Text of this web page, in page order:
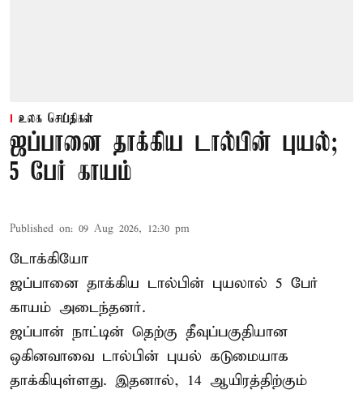
உலக செய்திகள்
ஜப்பானை தாக்கிய டால்பின் புயல்;
5 பேர் காயம்
Published on: 09 Aug 2026, 12:30 pm
டோக்கியோ
ஜப்பானை தாக்கிய டால்பின் புயலால் 5 பேர்
காயம் அடைந்தனர்.
ஜப்பான் நாட்டின் தெற்கு தீவுப்பகுதியான
ஒகினவாவை டால்பின் புயல் கடுமையாக
தாக்கியுள்ளது. இதனால், 14 ஆயிரத்திற்கும்